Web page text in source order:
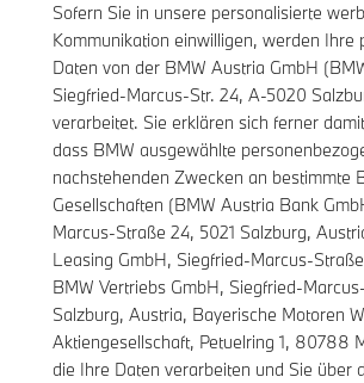
Sofern Sie in unsere personalisierte
Kommunikation einwilligen, werden Ihre
Daten von der BMW Austria GmbH
Siegfried-Marcus-Str. 24, A-5020
verarbeitet. Sie erklären sich ferner
dass BMW ausgewählte
nachstehenden Zwecken an bestimmte
Gesellschaften (BMW Austria Bank
Marcus-Straße 24, 5021 Salzburg,
Leasing GmbH, Siegfried-Marcus-
BMW Vertriebs GmbH, Siegfried-
Salzburg, Austria, Bayerische Motoren
Aktiengesellschaft, Petuelring 1, 80788
die Ihre Daten verarbeiten und Sie über